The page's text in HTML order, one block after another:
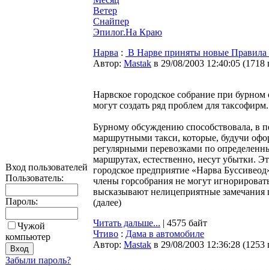
Вход пользователей
Пользователь:
Пароль:
Чужой
компьютер
Забыли пароль?
Ветер
Снайпер
Эпилог.На Краю
Нарва : В Нарве приняты новые Правила
Автор: Мastak в 29/08/2003 12:40:05 (1718
Нарвское городское собрание при
могут создать ряд проблем для таксофирм.
Бурному обсуждению способствовала, в
маршрутными такси, которые, будучи
регулярными перевозками по
маршрутах, естественно, несут убытки.
городское предприятие «Нарва
члены горсобрания не могут
высказывают нелицеприятные
(далее)
Читать дальше... | 4575 байт
Чтиво : Дама в автомобиле
Автор: Мastak в 29/08/2003 12:36:28 (1253